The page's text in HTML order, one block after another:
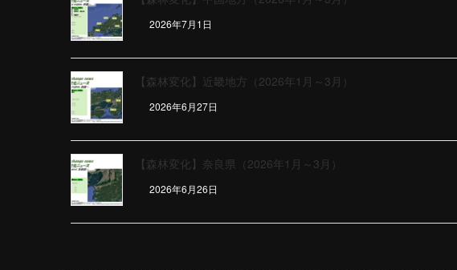
2026年7月1日
【森林変化】近畿地方（2026年1月～3月）
2026年6月27日
【森林変化】奈良県（2026年1月～3月）
2026年6月26日